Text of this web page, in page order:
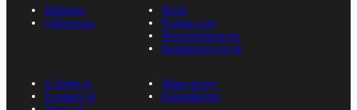
Reklama
Ogłoszenia
Rp.pl
Parkiet.com
Wiescirolnicze.pl
Konferencje.rp.pl
E-kiosk.pl
E-gazety.pl
Mapa strony
Kalendarium